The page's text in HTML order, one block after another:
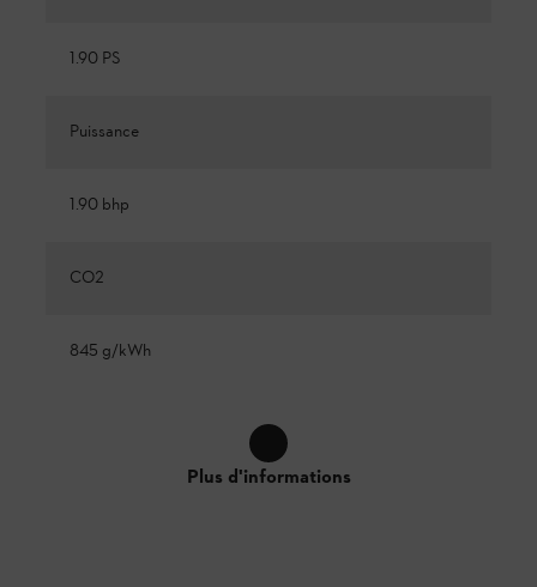
1.90 PS
Puissance
1.90 bhp
CO2
845 g/kWh
Plus d'informations